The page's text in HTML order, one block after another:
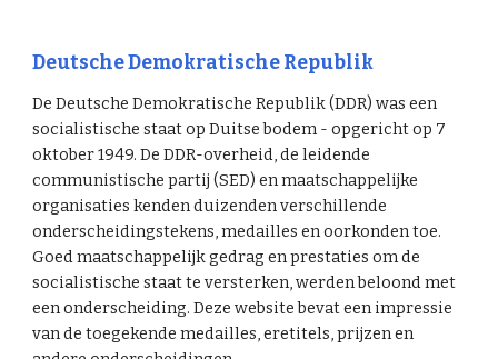
Deutsche Demokratische Republik
De Deutsche Demokratische Republik (DDR) was een
socialistische staat op Duitse bodem - opgericht op 7
oktober 1949. De DDR-overheid, de leidende
communistische partij (SED) en maatschappelijke
organisaties kenden duizenden verschillende
onderscheidingstekens, medailles en oorkonden toe.
Goed maatschappelijk gedrag en prestaties om de
socialistische staat te versterken, werden beloond met
een onderscheiding. Deze website bevat een impressie
van de toegekende medailles, eretitels, prijzen en